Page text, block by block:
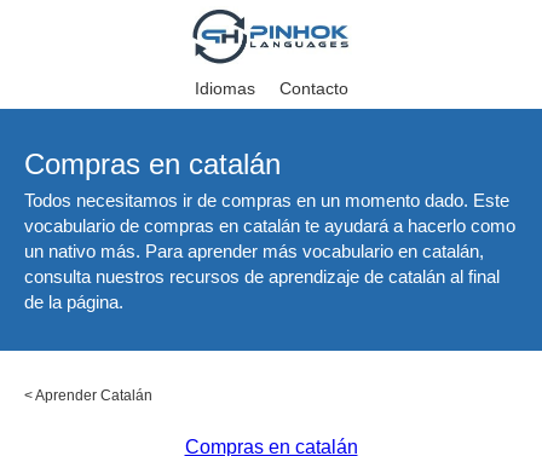
Idiomas Contacto
Compras en catalán
Todos necesitamos ir de compras en un momento dado. Este
vocabulario de compras en catalán te ayudará a hacerlo como
un nativo más. Para aprender más vocabulario en catalán,
consulta nuestros recursos de aprendizaje de catalán al final
de la página.
<Aprender Catalán
Compras en catalán